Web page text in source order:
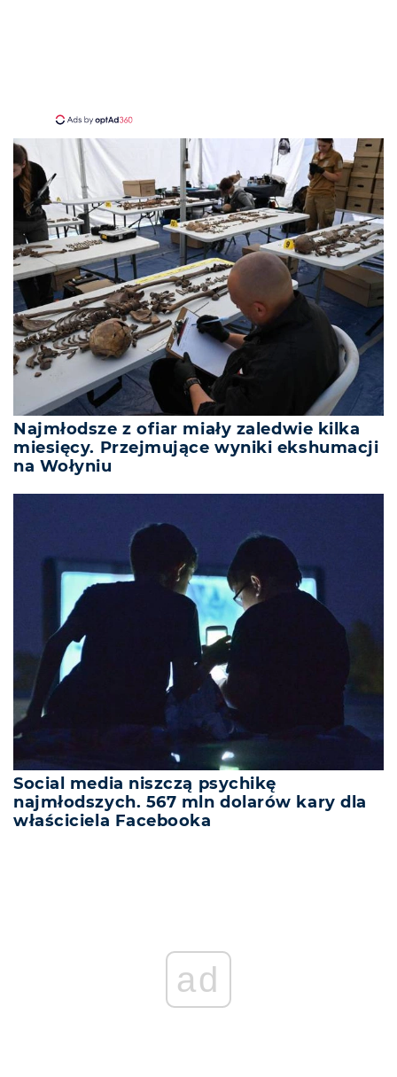
Najmłodsze z ofiar miały zaledwie kilka
miesięcy. Przejmujące wyniki ekshumacji
na Wołyniu
Social media niszczą psychikę
najmłodszych. 567 mln dolarów kary dla
właściciela Facebooka
ad